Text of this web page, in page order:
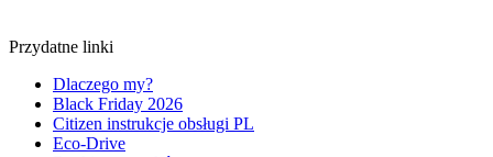
Przydatne linki
Dlaczego my?
Black Friday 2026
Citizen instrukcje obsługi PL
Eco-Drive